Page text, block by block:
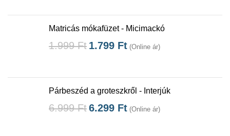
Matricás mókafüzet - Micimackó
1.999Ft 1.799 Ft (Online ár)
Párbeszéd a groteszkről - Interjúk
6.999Ft6.299 Ft (Online ár)